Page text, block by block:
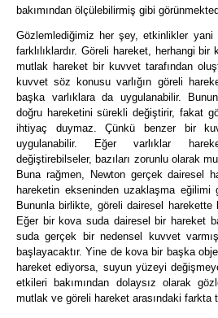
bakımından ölçülebilirmiş gibi
Gözlemlediğimiz her şey, etkinlikler yani
farklılıklardır. Göreli hareket, herhangi
mutlak hareket bir kuvvet tarafından
kuvvet söz konusu varlığın göreli
başka varlıklara da uygulanabilir.
doğru hareketini sürekli değiştirir, fakat
ihtiyaç duymaz. Çünkü benzer bir
uygulanabilir. Eğer varlıklar
değiştirebilseler, bazıları zorunlu olarak
Buna rağmen, Newton gerçek dairesel
hareketin ekseninden uzaklaşma eğilimi
Bununla birlikte, göreli dairesel
Eğer bir kova suda dairesel bir hareket
suda gerçek bir nedensel kuvvet
başlayacaktır. Yine de kova bir başka
hareket ediyorsa, suyun yüzeyi
etkileri bakımından dolaysız olarak
mutlak ve göreli hareket arasındaki farkta